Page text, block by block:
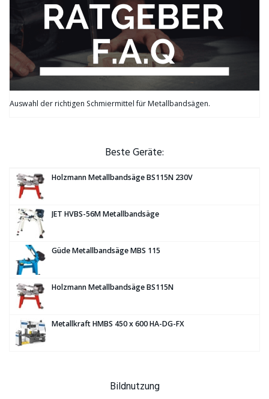
Auswahl der richtigen Schmiermittel für Metallbandsägen.
Beste Geräte:
Holzmann Metallbandsäge BS115N 230V
JET HVBS-56M Metallbandsäge
Güde Metallbandsäge MBS 115
Holzmann Metallbandsäge BS115N
Metallkraft HMBS 450 x 600 HA-DG-FX
Bildnutzung